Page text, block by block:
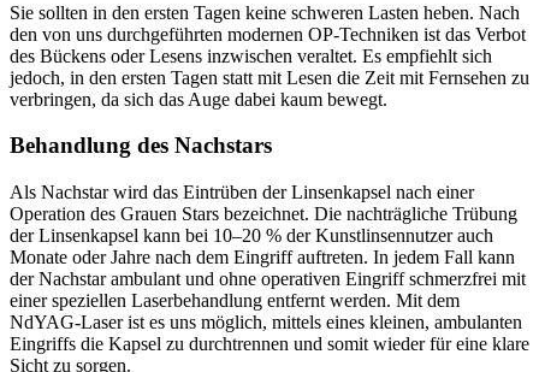
Sie sollten in den ersten Tagen keine schweren Lasten heben. Nach
den von uns durchgeführten modernen OP-Techniken ist das Verbot
des Bückens oder Lesens inzwischen veraltet. Es empfiehlt sich
jedoch, in den ersten Tagen statt mit Lesen die Zeit mit Fernsehen zu
verbringen, da sich das Auge dabei kaum bewegt.
Behandlung des Nachstars
Als Nachstar wird das Eintrüben der Linsenkapsel nach einer
Operation des Grauen Stars bezeichnet. Die nachträgliche Trübung
der Linsenkapsel kann bei 10–20 % der Kunstlinsennutzer auch
Monate oder Jahre nach dem Eingriff auftreten. In jedem Fall kann
der Nachstar ambulant und ohne operativen Eingriff schmerzfrei mit
einer speziellen Laserbehandlung entfernt werden. Mit dem
NdYAG-Laser ist es uns möglich, mittels eines kleinen, ambulanten
Eingriffs die Kapsel zu durchtrennen und somit wieder für eine klare
Sicht zu sorgen.